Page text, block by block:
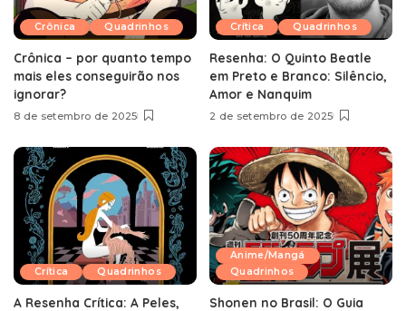
Crônica Quadrinhos
Crônica – por quanto tempo
mais eles conseguirão nos
ignorar?
8 de setembro de 2025
Crítica Quadrinhos
Resenha: O Quinto Beatle
em Preto e Branco: Silêncio,
Amor e Nanquim
2 de setembro de 2025
Crítica Quadrinhos
A Resenha Crítica: A Peles,
Anime/Mangá
Quadrinhos
Shonen no Brasil: O Guia